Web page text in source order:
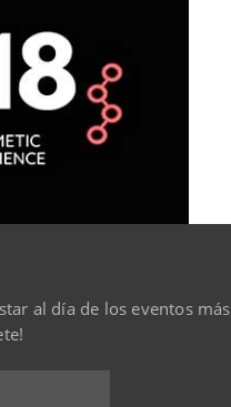
al día de los eventos más